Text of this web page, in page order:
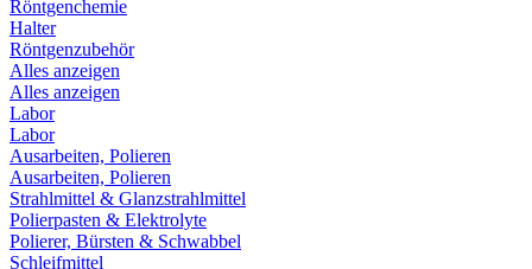
Röntgenchemie
Halter
Röntgenzubehör
Alles anzeigen
Alles anzeigen
Labor
Labor
Ausarbeiten, Polieren
Ausarbeiten, Polieren
Strahlmittel & Glanzstrahlmittel
Polierpasten & Elektrolyte
Polierer, Bürsten & Schwabbel
Schleifmittel